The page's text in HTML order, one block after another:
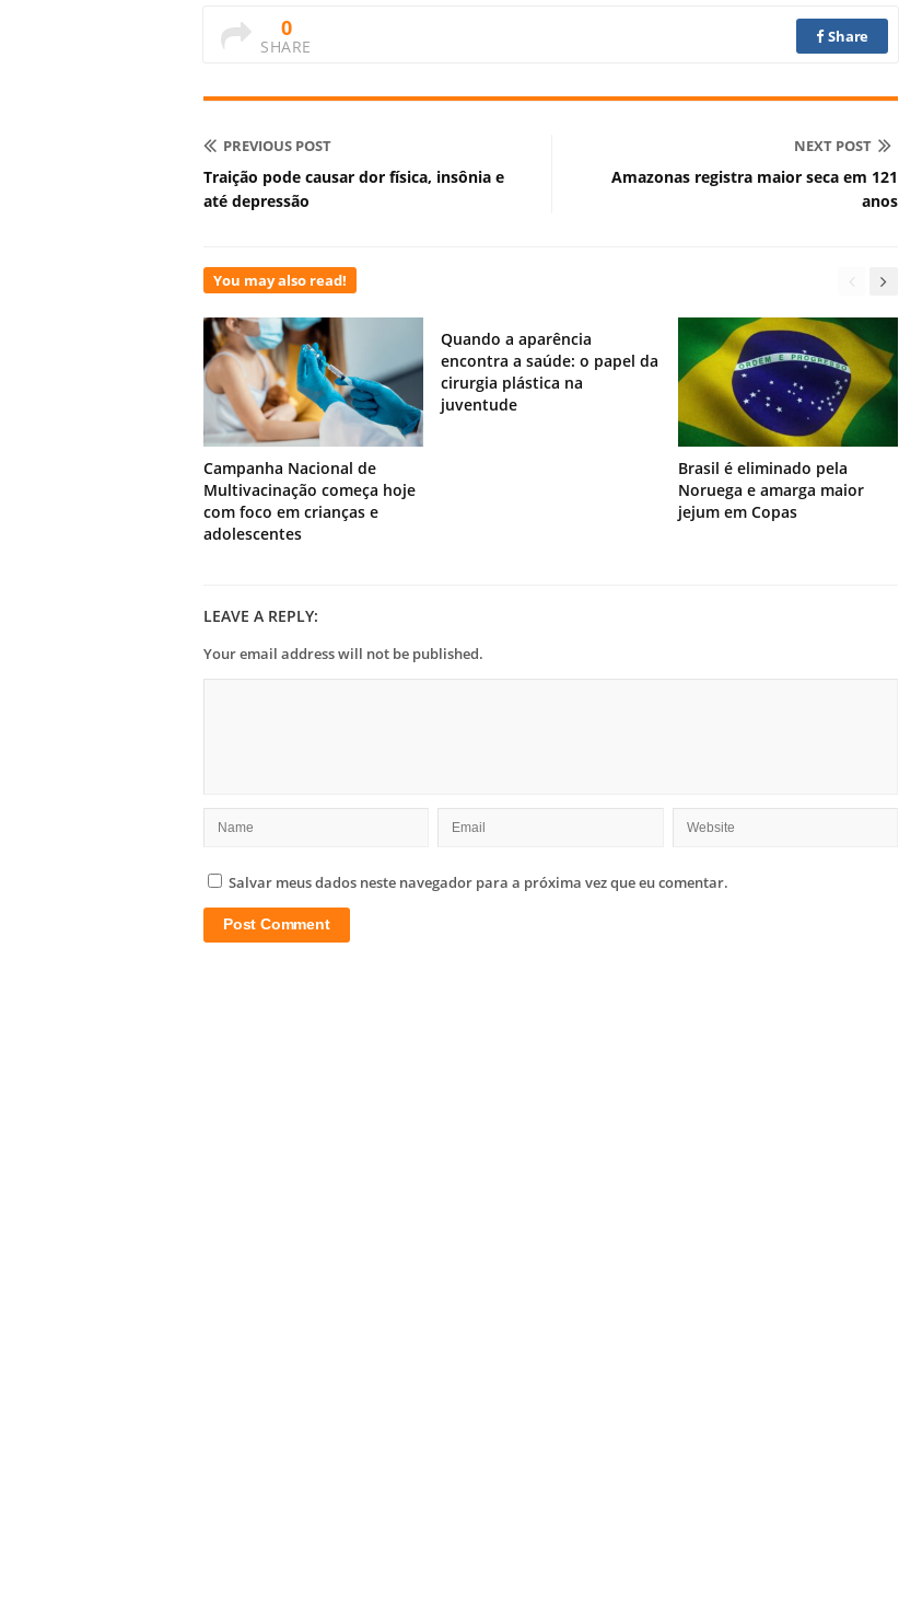
0
SHARE
Share
PREVIOUS POST
Traição pode causar dor física, insônia e
até depressão
NEXT POST
Amazonas registra maior seca em 121
anos
You may also read!
Campanha Nacional de
Multivacinação começa hoje
com foco em crianças e
adolescentes
Quando a aparência
encontra a saúde: o papel da
cirurgia plástica na
juventude
Brasil é eliminado pela
Noruega e amarga maior
jejum em Copas
LEAVE A REPLY:
Your email address will not be published.
Salvar meus dados neste navegador para a próxima vez que eu comentar.